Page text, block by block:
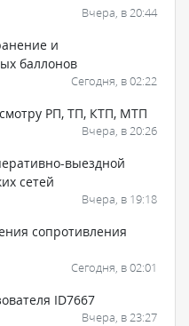
Вчера, в 20:44
и
баллонов
Сегодня, в 02:22
РП, ТП, КТП, МТП
Вчера, в 20:26
выездной
сетей
Вчера, в 19:18
сопротивления
Сегодня, в 02:01
ID7667
Вчера, в 23:27